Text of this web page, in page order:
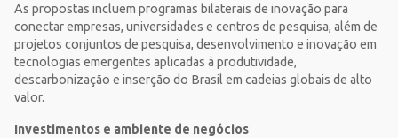
As propostas incluem programas bilaterais de inovação para
conectar empresas, universidades e centros de pesquisa, além de
projetos conjuntos de pesquisa, desenvolvimento e inovação em
tecnologias emergentes aplicadas à produtividade,
descarbonização e inserção do Brasil em cadeias globais de alto
valor.
Investimentos e ambiente de negócios